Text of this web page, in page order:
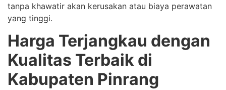
tanpa khawatir akan kerusakan atau biaya perawatan
yang tinggi.
Harga Terjangkau dengan
Kualitas Terbaik di
Kabupaten Pinrang